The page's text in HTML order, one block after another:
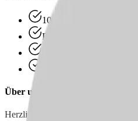
100 % kostenlos &
Persönliche Beratung statt
Über uns
Herzlich willkommen im Pflege-